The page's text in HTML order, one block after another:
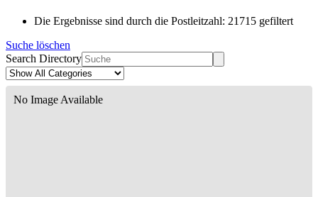
Die Ergebnisse sind durch die Postleitzahl: 21715 gefiltert
Suche löschen
Search Directory
No Image Available